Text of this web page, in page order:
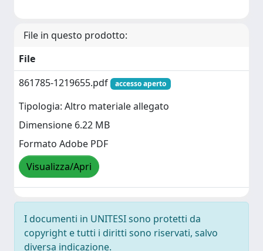
File in questo prodotto:
File
861785-1219655.pdf
accesso aperto
Tipologia: Altro materiale allegato
Dimensione 6.22 MB
Formato Adobe PDF
Visualizza/Apri
I documenti in UNITESI sono protetti da
copyright e tutti i diritti sono riservati, salvo
diversa indicazione.